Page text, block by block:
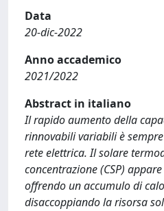
Data
20-dic-2022
Anno accademico
2021/2022
Abstract in italiano
Il rapido aumento della
rinnovabili variabili è
rete elettrica. Il solare
concentrazione (CSP)
offrendo un accumulo di
disaccoppiando la risorsa